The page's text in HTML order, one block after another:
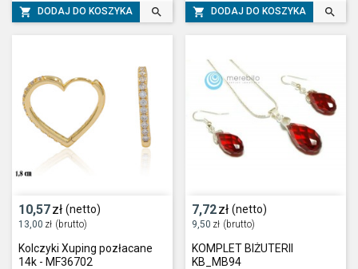
 DODAJ DO KOSZYKA   DODAJ DO KOSZYKA 
10,57zł (netto)
13,00 zł (brutto)
Kolczyki Xuping pozłacane
14k - MF36702
7,72zł (netto)
9,50 zł (brutto)
KOMPLET BIŻUTERII
KB_MB94